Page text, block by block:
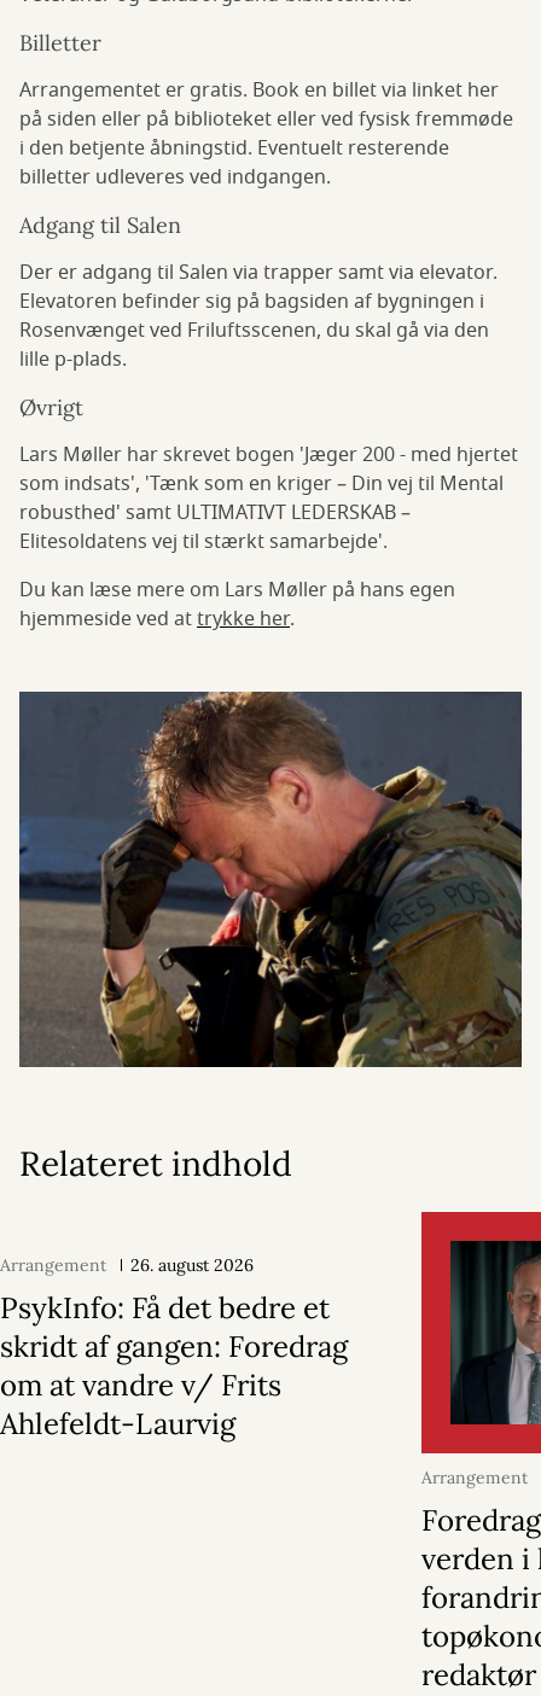
Billetter
Arrangementet er gratis. Book en billet via linket her
på siden eller på biblioteket eller ved fysisk fremmøde
i den betjente åbningstid. Eventuelt resterende
billetter udleveres ved indgangen.
Adgang til Salen
Der er adgang til Salen via trapper samt via elevator.
Elevatoren befinder sig på bagsiden af bygningen i
Rosenvænget ved Friluftsscenen, du skal gå via den
lille p-plads.
Øvrigt
Lars Møller har skrevet bogen 'Jæger 200 - med hjertet
som indsats', 'Tænk som en kriger – Din vej til Mental
robusthed' samt ULTIMATIVT LEDERSKAB –
Elitesoldatens vej til stærkt samarbejde'.
Du kan læse mere om Lars Møller på hans egen
hjemmeside ved attrykke her.
Relateret indhold
Arrangement 26. august 2026
PsykInfo: Få det bedre et
skridt af gangen: Foredrag
om at vandre v/ Frits
Ahlefeldt-Laurvig
Arrangement
september
verden i